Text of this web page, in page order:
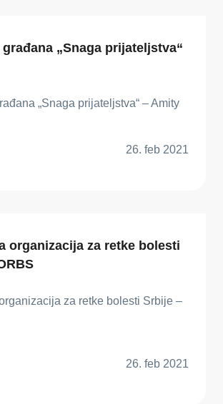
„Snaga prijateljstva“
„Snaga prijateljstva“ – Amity
26. feb 2021
organizacija za retke bolesti
za retke bolesti Srbije –
26. feb 2021